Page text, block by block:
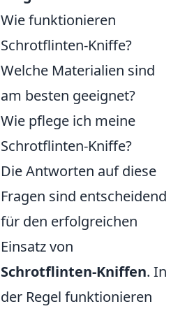
Wie funktionieren
Schrotflinten-Kniffe?
Welche Materialien sind
am besten geeignet?
Wie pflege ich meine
Schrotflinten-Kniffe?
Die Antworten auf diese
Fragen sind entscheidend
für den erfolgreichen
Einsatz von
Schrotflinten-Kniffen. In
der Regel funktionieren